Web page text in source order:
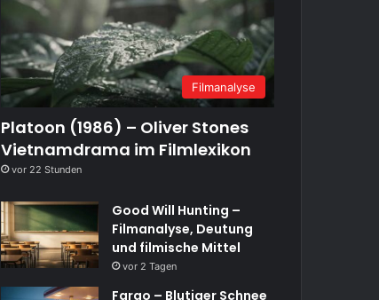
Filmanalyse
Platoon (1986) – Oliver Stones
Vietnamdrama im Filmlexikon
vor 22 Stunden
Good Will Hunting –
Filmanalyse, Deutung
und filmische Mittel
vor 2 Tagen
Fargo – Blutiger Schnee